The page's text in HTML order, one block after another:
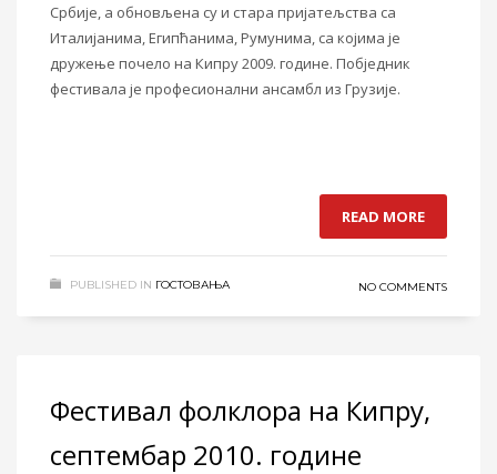
Србије, а обновљена су и стара пријатељства са
Италијанима, Египћанима, Румунима, са којима је
дружење почело на Кипру 2009. године. Побједник
фестивала је професионални ансамбл из Грузије.
READ MORE
PUBLISHED IN ГОСТОВАЊА NO COMMENTS
Фестивал фолклора на Кипру,
септембар 2010. године